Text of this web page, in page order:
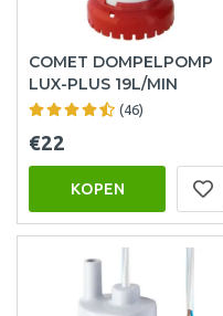
COMET DOMPELPOMP
LUX-PLUS 19L/MIN
(46)
€22
KOPEN